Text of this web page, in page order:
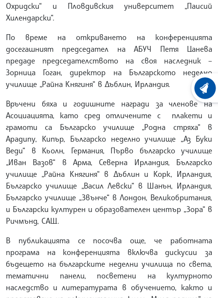
Охридски“ и Пловдивския университет „Паисий
Хилендарски“.
По време на откриването на конференцията
досегашният председател на АБУЧ Петя Цанева
предаде председателството на своя наследник –
Зорница Гоган, директор на Българското неделно
училище „Райна Княгиня“ в Дъблин, Ирландия.
Връчени бяха и годишните награди за членове на
Асоциацията, като сред отличените с плакети и
грамоти са Българско училище „Родна стряха“ в
Арадипу, Кипър, Българско неделно училище „Аз Буки
Веди“ в Кьолн, Германия, Първо българско училище
„Иван Вазов“ в Арма, Северна Ирландия, Българско
училище „Райна Княгиня“ в Дъблин и Корк, Ирландия,
Българско училище „Васил Левски“ в Шанън, Ирландия,
Българско училище „Звънче“ в Лондон, Великобритания,
и Български културен и образователен център „Зора“ в
Ричмънд, САЩ.
В публикацията се посочва още, че работната
програма на конференцията включва дискусии за
бъдещето на българските неделни училища по света,
тематични панели, посветени на културното
наследство и литературата в обучението, както и